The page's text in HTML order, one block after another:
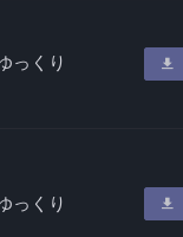
っくり
っくり